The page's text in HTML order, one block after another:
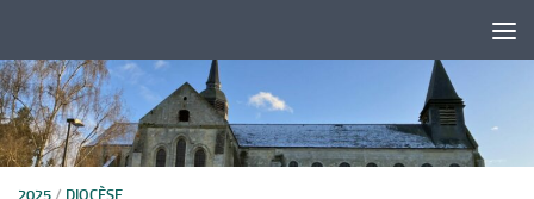
2025 / DIOCÈSE